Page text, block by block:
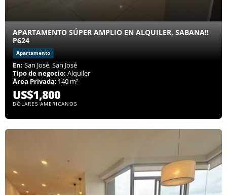
APARTAMENTO SÚPER AMPLIO EN ALQUILER, SABANA!!
P624
Apartamento
En: San José, San José
Tipo de negocio: Alquiler
Área Privada: 140 m²
US$1,800
DÓLARES AMERICANOS